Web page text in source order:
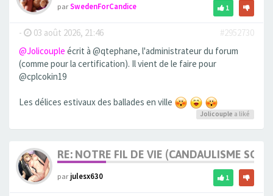
parSwedenForCandice 1
- 03 août 2026, 21:46
#2952730
@Jolicouple écrit à @qtephane, l'administrateur du forum
(comme pour la certification). Il vient de le faire pour
@cplcokin19
Les délices estivaux des ballades en ville
Jolicouple a liké
RE: NOTRE FIL DE VIE (CANDAULISME
parjulesx630 1